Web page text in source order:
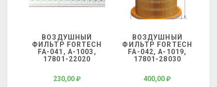
ВОЗДУШНЫЙ
ФИЛЬТР FORTECH
FA-041, A-1003,
17801-22020
230,00 ₽
ВОЗДУШНЫЙ
ФИЛЬТР FORTECH
FA-042, A-1019,
17801-28030
400,00 ₽